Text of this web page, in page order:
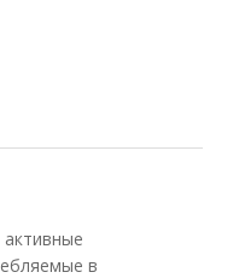
в